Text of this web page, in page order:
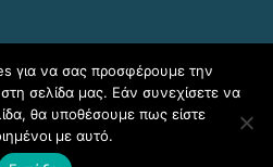
Institute of the Research
για να σας προσφέρουμε την
σελίδα μας. Εάν συνεχίσετε να
θα υποθέσουμε πως είστε
με αυτό.